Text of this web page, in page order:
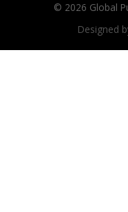
© 2026 Global
Designed